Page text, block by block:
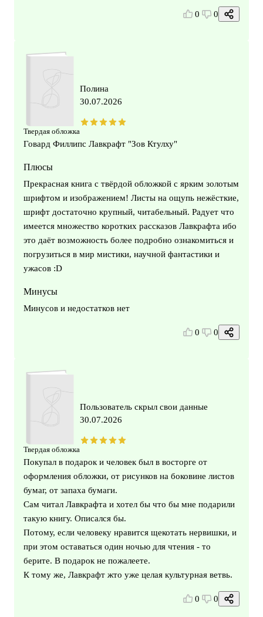
0 0
Твердая обложка
Полина
30.07.2026
Говард Филлипс Лавкрафт "Зов Ктулху"
Плюсы
Прекрасная книга с твёрдой обложкой с ярким золотым
шрифтом и изображением! Листы на ощупь нежёсткие,
шрифт достаточно крупный, читабельный. Радует что
имеется множество коротких рассказов Лавкрафта ибо
это даёт возможность более подробно ознакомиться и
погрузиться в мир мистики, научной фантастики и
ужасов :D
Минусы
Минусов и недостатков нет
0 0
Твердая обложка
Пользователь скрыл свои данные
30.07.2026
Покупал в подарок и человек был в восторге от
оформления обложки, от рисунков на боковине листов
бумаг, от запаха бумаги.
Сам читал Лавкрафта и хотел бы что бы мне подарили
такую книгу. Описался бы.
Потому, если человеку нравится щекотать нервишки, и
при этом оставаться один ночью для чтения - то
берите. В подарок не пожалеете.
К тому же, Лавкрафт жто уже целая культурная ветвь.
0 0